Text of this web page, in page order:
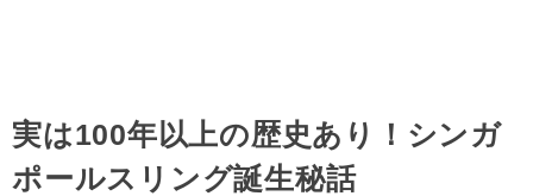
実は100年以上の歴史あり！シンガ
ポールスリング誕生秘話